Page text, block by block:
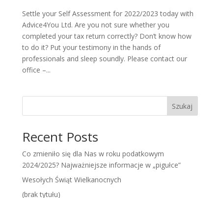
Settle your Self Assessment for 2022/2023 today with
Advice4You Ltd. Are you not sure whether you
completed your tax return correctly? Don’t know how
to do it? Put your testimony in the hands of
professionals and sleep soundly. Please contact our
office –...
Szukaj
Recent Posts
Co zmieniło się dla Nas w roku podatkowym
2024/2025? Najważniejsze informacje w „pigułce”
Wesołych Świąt Wielkanocnych
(brak tytułu)